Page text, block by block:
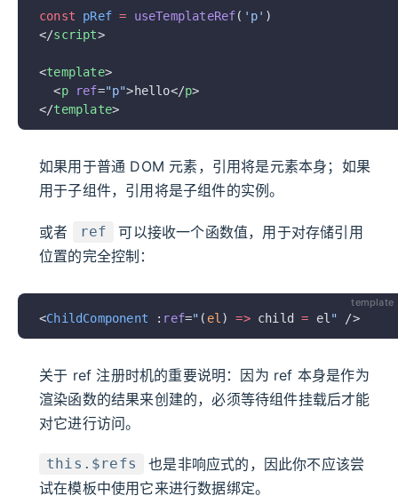
const pRef = useTemplateRef( 'p' )
</script>
<template>
  <
p ref="p">hello</p>
</template>
如果用于普通 DOM 元素，引用将是元素本身；如果
用于子组件，引用将是子组件的实例。
或者 ref
可以接收一个函数值，用于对存储引用
位置的完全控制：
template
<ChildComponent : ref=" ( el ) => child = el " />
关于 ref 注册时机的重要说明：因为 ref 本身是作为
渲染函数的结果来创建的，必须等待组件挂载后才能
对它进行访问。
this.$refs
也是非响应式的，因此你不应该尝
试在模板中使用它来进行数据绑定。